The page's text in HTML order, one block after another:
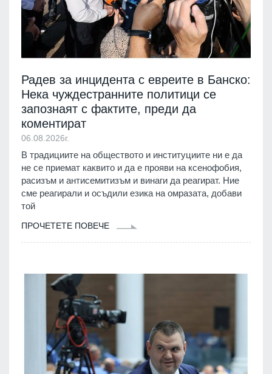
Радев за инцидента с евреите в Банско:
Нека чуждестранните политици се
запознаят с фактите, преди да
коментират
06.08.2026г.
В традициите на обществото и институциите ни е да
не се приемат каквито и да е прояви на ксенофобия,
расизъм и антисемитизъм и винаги да реагират. Ние
сме реагирали и осъдили езика на омразата, добави
той
ПРОЧЕТЕТЕ ПОВЕЧЕ